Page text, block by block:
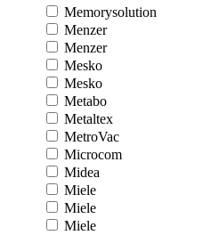
Memorysolution
Menzer
Menzer
Mesko
Mesko
Metabo
Metaltex
MetroVac
Microcom
Midea
Miele
Miele
Miele